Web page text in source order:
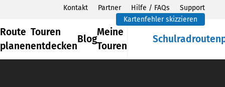
Kontakt Partner Hilfe / FAQs
Support
Kartenfehler skizzieren
Route
planen
Touren
entdecken
Blog
Meine
Touren